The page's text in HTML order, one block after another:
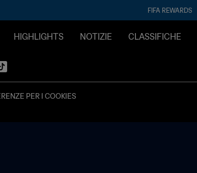
FIFA REWARDS
HIGHLIGHTS NOTIZIE CLASSIFICHE
PER I COOKIES